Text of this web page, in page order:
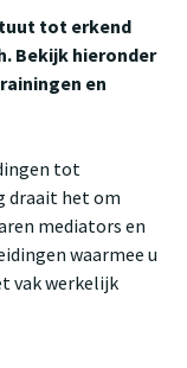
tot erkend
Bekijk hieronder
en
tot
draait het om
mediators en
waarmee u
vak werkelijk